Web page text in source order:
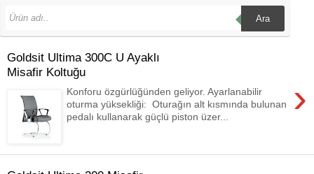
Ara
Goldsit Ultima 300C U Ayaklı
Misafir Koltuğu
›
Konforu özgürlüğünden geliyor. Ayarlanabilir
oturma yüksekliği: Oturağın alt kısmında bulunan
pedalı kullanarak güçlü piston üzer...